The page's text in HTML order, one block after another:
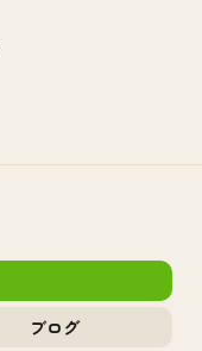
ブログ